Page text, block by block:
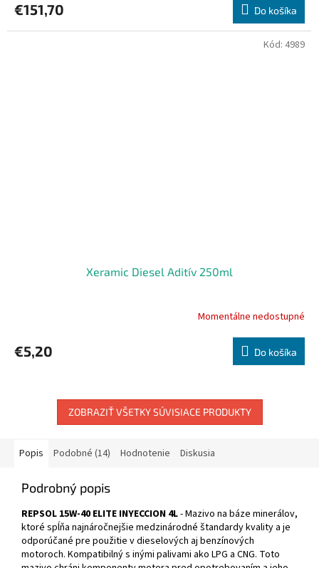
€151,70 Do košíka
Xeramic Diesel Aditív 250ml
Momentálne nedostupné
€5,20 Do košíka
Kód: 4989
ZOBRAZIŤ VŠETKY SÚVISIACE PRODUKTY
Popis Podobné (14) Hodnotenie Diskusia
Podrobný popis
REPSOL 15W-40 ELITE INYECCION 4L- Mazivo na báze minerálov,
ktoré spĺňa najnáročnejšie medzinárodné štandardy kvality a je
odporúčané pre použitie v dieselových aj benzínových
motoroch. Kompatibilný s inými palivami ako LPG a CNG. Toto